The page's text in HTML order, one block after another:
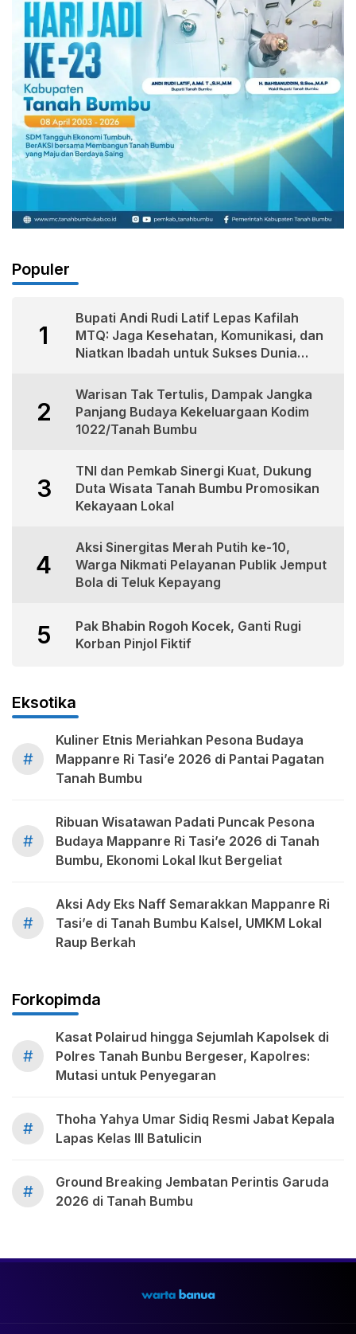
Populer
1
Bupati Andi Rudi Latif Lepas Kafilah
MTQ: Jaga Kesehatan, Komunikasi, dan
Niatkan Ibadah untuk Sukses Dunia
2
Warisan Tak Tertulis, Dampak Jangka
Panjang Budaya Kekeluargaan Kodim
1022/Tanah Bumbu
3
TNI dan Pemkab Sinergi Kuat, Dukung
Duta Wisata Tanah Bumbu Promosikan
Kekayaan Lokal
4
Aksi Sinergitas Merah Putih ke-10,
Warga Nikmati Pelayanan Publik Jemput
Bola di Teluk Kepayang
5
Pak Bhabin Rogoh Kocek, Ganti Rugi
Korban Pinjol Fiktif
Eksotika
#
Kuliner Etnis Meriahkan Pesona Budaya
Mappanre Ri Tasi’e 2026 di Pantai Pagatan
Tanah Bumbu
#
Ribuan Wisatawan Padati Puncak Pesona
Budaya Mappanre Ri Tasi’e 2026 di Tanah
Bumbu, Ekonomi Lokal Ikut Bergeliat
#
Aksi Ady Eks Naff Semarakkan Mappanre Ri
Tasi’e di Tanah Bumbu Kalsel, UMKM Lokal
Raup Berkah
Forkopimda
#
Kasat Polairud hingga Sejumlah Kapolsek di
Polres Tanah Bunbu Bergeser, Kapolres:
Mutasi untuk Penyegaran
#
Thoha Yahya Umar Sidiq Resmi Jabat Kepala
Lapas Kelas III Batulicin
#
Ground Breaking Jembatan Perintis Garuda
2026 di Tanah Bumbu